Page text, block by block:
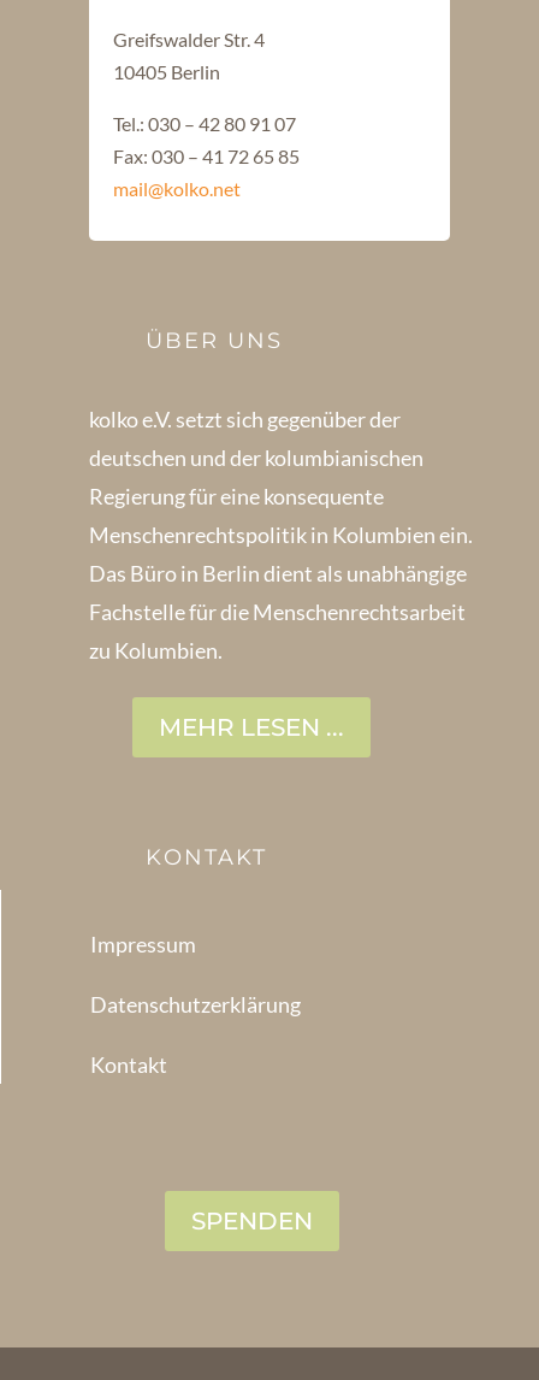
Greifswalder Str. 4
10405 Berlin
Tel.: 030 – 42 80 91 07
Fax: 030 – 41 72 65 85
mail@kolko.net
ÜBER UNS
kolko e.V. setzt sich gegenüber der
deutschen und der kolumbianischen
Regierung für eine konsequente
Menschenrechts­politik in Kolum­bien ein.
Das Büro in Berlin dient als unabhängige
Fachstelle für die Menschen­rechtsarbeit
zu Kolumbien.
MEHR LESEN ...
KONTAKT
Impressum
Datenschutzerklärung
Kontakt
SPENDEN